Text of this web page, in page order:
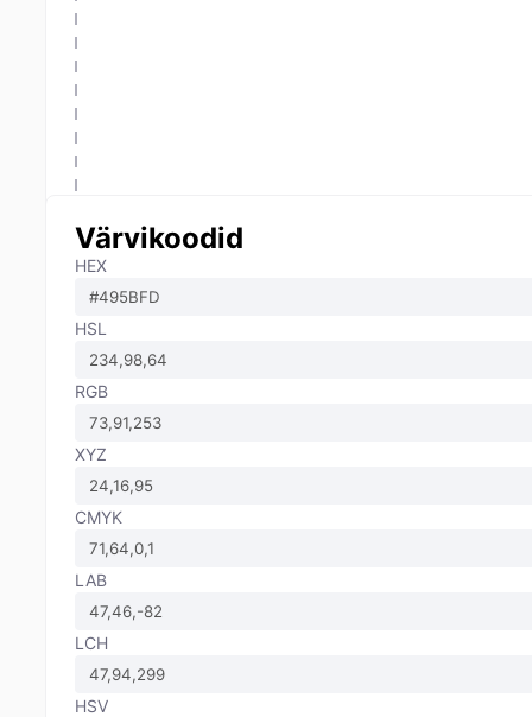
Värvikoodid
HEX
HSL
RGB
XYZ
CMYK
LAB
LCH
HSV